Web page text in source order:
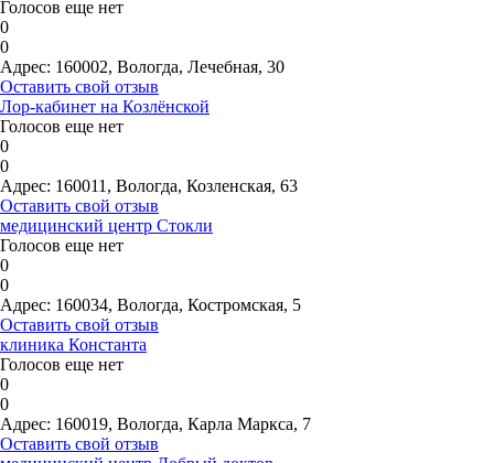
Голосов еще нет
0
0
Адрес: 160002, Вологда, Лечебная, 30
Оставить свой отзыв
Лор-кабинет на Козлёнской
Голосов еще нет
0
0
Адрес: 160011, Вологда, Козленская, 63
Оставить свой отзыв
медицинский центр Стокли
Голосов еще нет
0
0
Адрес: 160034, Вологда, Костромская, 5
Оставить свой отзыв
клиника Константа
Голосов еще нет
0
0
Адрес: 160019, Вологда, Карла Маркса, 7
Оставить свой отзыв